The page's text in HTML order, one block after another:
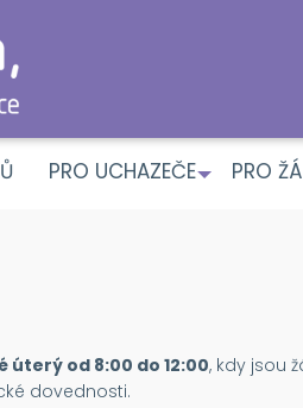
+
PRO UCHAZEČE PRO
úterý od 8:00 do 12:00, kdy jsou
dovednosti.